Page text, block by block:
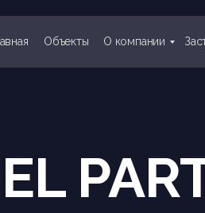
Объекты О компании